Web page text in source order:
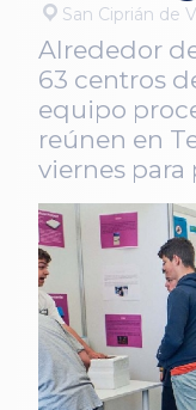
San Ciprián de
Alrededor
63 centros
equipo
reúnen en
viernes para